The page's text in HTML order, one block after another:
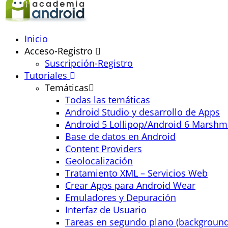
Inicio
Acceso-Registro
Suscripción-Registro
Tutoriales
Temáticas
Todas las temáticas
Android Studio y desarrollo de Apps
Android 5 Lollipop/Android 6
Base de datos en Android
Content Providers
Geolocalización
Tratamiento XML – Servicios Web
Crear Apps para Android Wear
Emuladores y Depuración
Interfaz de Usuario
Tareas en segundo plano